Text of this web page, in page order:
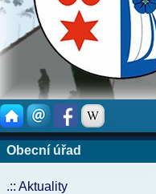
Obecní úřad
.:: Aktuality